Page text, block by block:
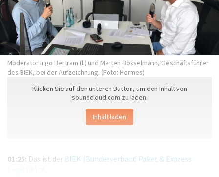
Moderator Ingo Bertram (l.) und Marten Bosselmann, Geschäftsführer
des BIEK, bei der Aufzeichnung. (Foto: Hermes)
Klicken Sie auf den unteren Button, um den Inhalt von
soundcloud.com zu laden.
Inhalt laden
01:25: Das ist der BIEK (Bundesverband Paket & Express